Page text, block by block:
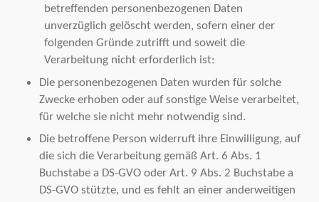
betreffenden personenbezogenen Daten
unverzüglich gelöscht werden, sofern einer der
folgenden Gründe zutrifft und soweit die
Verarbeitung nicht erforderlich ist:
Die personenbezogenen Daten wurden für solche
Zwecke erhoben oder auf sonstige Weise verarbeitet,
für welche sie nicht mehr notwendig sind.
Die betroffene Person widerruft ihre Einwilligung, auf
die sich die Verarbeitung gemäß Art. 6 Abs. 1
Buchstabe a DS-GVO oder Art. 9 Abs. 2 Buchstabe a
DS-GVO stützte, und es fehlt an einer anderweitigen